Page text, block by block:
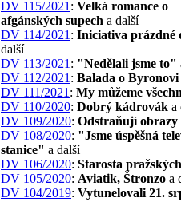
DV 115/2021 : Velká romance o
afgánských supech a další
DV 114/2021 : Iniciativa prázdné
další
DV 113/2021 : "Nedělali jsme to"
DV 112/2021 : Balada o Byronovi
DV 111/2021 : My můžeme
DV 110/2020: Dobrý kádrovák a
DV 109/2020: Odstraňují obrazy
DV 108/2020: "Jsme úspěšná
stanice" a další
DV 106/2020: Starosta
DV 105/2020: Aviatik, Štronzo a
DV 104/2019: Vytunelovali 21.